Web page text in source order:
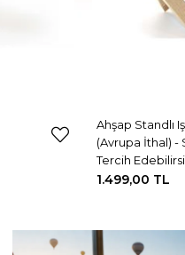
Ahşap Standlı
(Avrupa İthal) -
Tercih
1.499,00 TL